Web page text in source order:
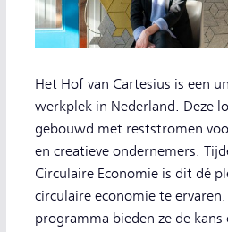
Het Hof van Cartesius is een
werkplek in Nederland. Deze
gebouwd met reststromen
en creatieve ondernemers.
Circulaire Economie is dit dé
circulaire economie te
programma bieden ze de